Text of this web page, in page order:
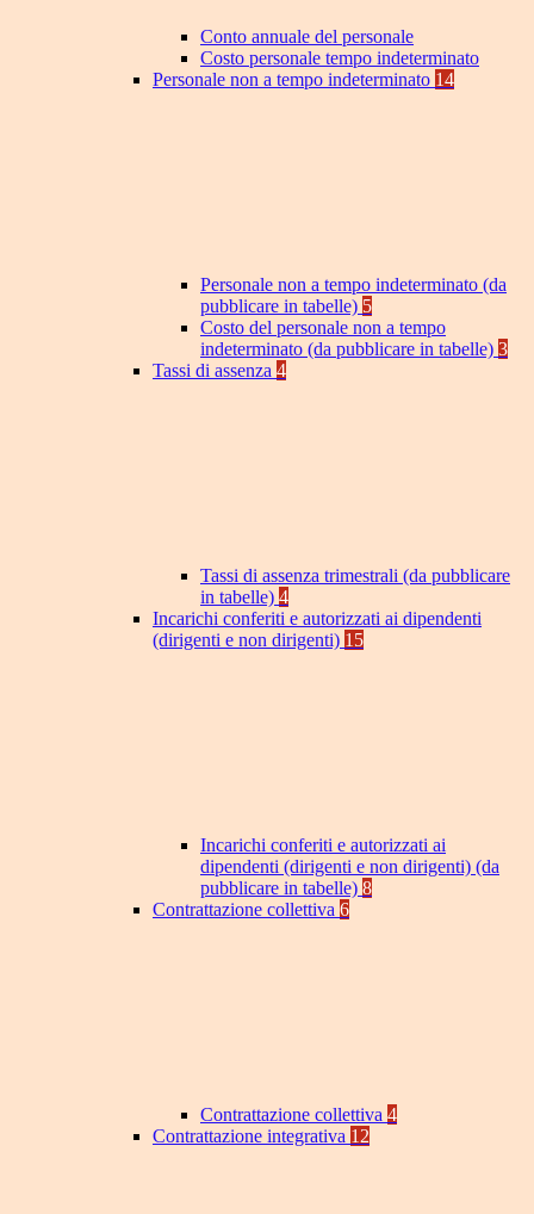
Conto annuale del personale
Costo personale tempo indeterminato
Personale non a tempo indeterminato 14
Personale non a tempo indeterminato (da
pubblicare in tabelle) 5
Costo del personale non a tempo
indeterminato (da pubblicare in tabelle) 3
Tassi di assenza 4
Tassi di assenza trimestrali (da pubblicare
in tabelle) 4
Incarichi conferiti e autorizzati ai dipendenti
(dirigenti e non dirigenti) 15
Incarichi conferiti e autorizzati ai
dipendenti (dirigenti e non dirigenti) (da
pubblicare in tabelle) 8
Contrattazione collettiva 6
Contrattazione collettiva 4
Contrattazione integrativa 12